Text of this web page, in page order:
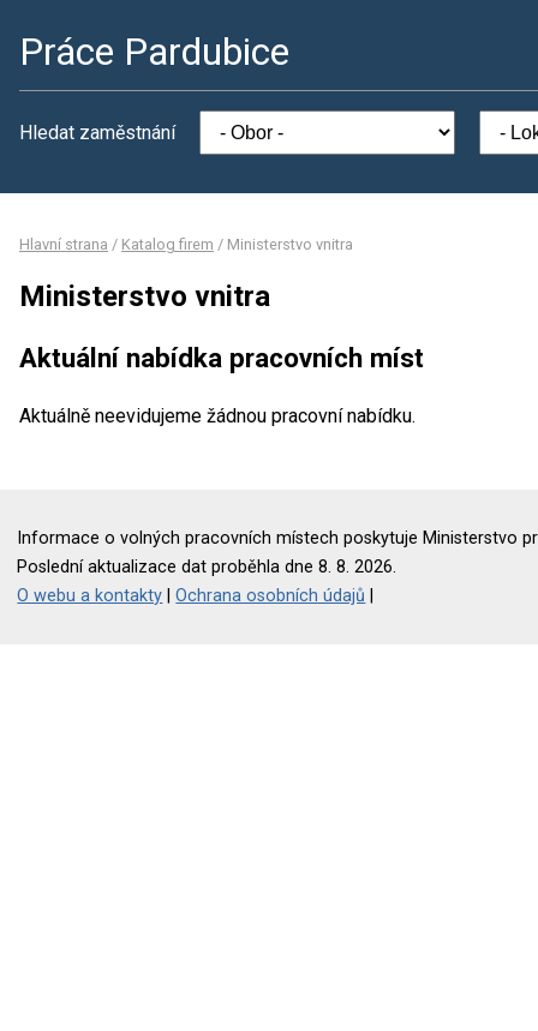
Práce Pardubice
Hledat zaměstnání
Hlavní strana / Katalog firem / Ministerstvo vnitra
Ministerstvo vnitra
Aktuální nabídka pracovních míst
Aktuálně neevidujeme žádnou pracovní nabídku.
Informace o volných pracovních místech poskytuje Ministerstvo
Poslední aktualizace dat proběhla dne 8. 8. 2026.
O webu a kontakty |Ochrana osobních údajů